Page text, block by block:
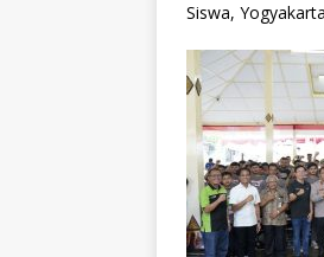
Siswa,